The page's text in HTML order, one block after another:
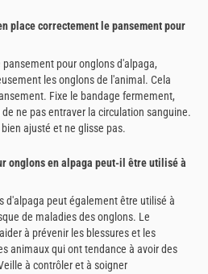
place correctement le pansement pour
pour onglons d'alpaga,
les onglons de l'animal. Cela
Fixe le bandage fermement,
ne pas entraver la circulation sanguine.
ajusté et ne glisse pas.
onglons en alpaga peut-il être utilisé à
d'alpaga peut également être utilisé à
de maladies des onglons. Le
à prévenir les blessures et les
animaux qui ont tendance à avoir des
à contrôler et à soigner